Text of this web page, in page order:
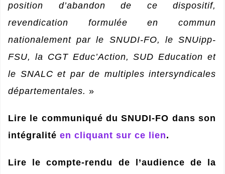
position d’abandon de ce dispositif,
revendication formulée en commun
nationalement par le SNUDI-FO, le SNUipp-
FSU, la CGT Educ’Action, SUD Education et
le SNALC et par de multiples intersyndicales
départementales. »
Lire le communiqué du SNUDI-FO dans son
intégralité en cliquant sur ce lien.
Lire le compte-rendu de l’audience de la